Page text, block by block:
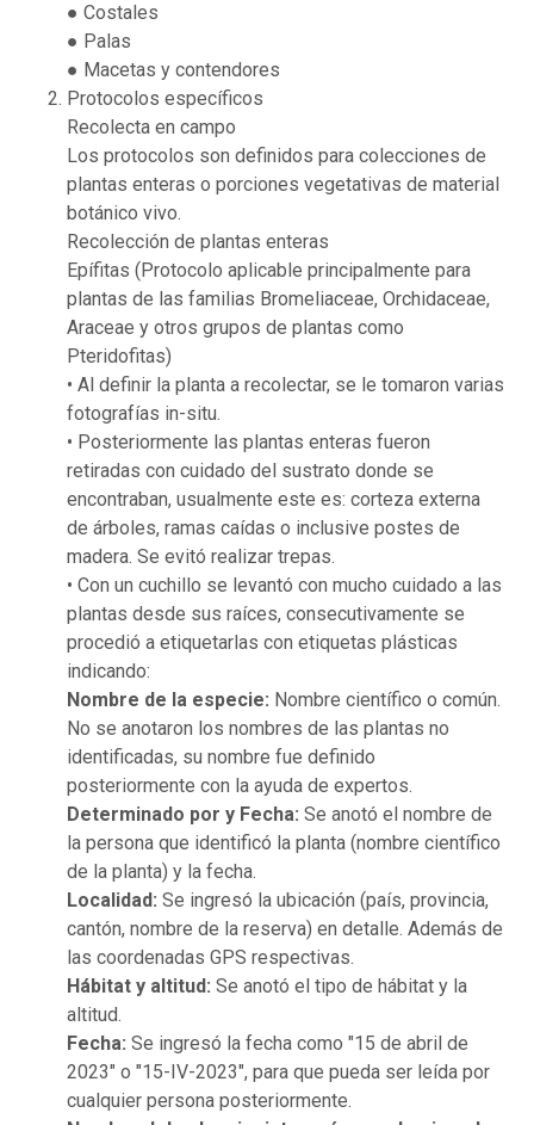
● Costales
● Palas
● Macetas y contendores
Protocolos específicos
Recolecta en campo
Los protocolos son definidos para colecciones de
plantas enteras o porciones vegetativas de material
botánico vivo.
Recolección de plantas enteras
Epífitas (Protocolo aplicable principalmente para
plantas de las familias Bromeliaceae, Orchidaceae,
Araceae y otros grupos de plantas como
Pteridofitas)
• Al definir la planta a recolectar, se le tomaron varias
fotografías in-situ.
• Posteriormente las plantas enteras fueron
retiradas con cuidado del sustrato donde se
encontraban, usualmente este es: corteza externa
de árboles, ramas caídas o inclusive postes de
madera. Se evitó realizar trepas.
• Con un cuchillo se levantó con mucho cuidado a las
plantas desde sus raíces, consecutivamente se
procedió a etiquetarlas con etiquetas plásticas
indicando:
Nombre de la especie: Nombre científico o común.
No se anotaron los nombres de las plantas no
identificadas, su nombre fue definido
posteriormente con la ayuda de expertos.
Determinado por y Fecha: Se anotó el nombre de
la persona que identificó la planta (nombre científico
de la planta) y la fecha.
Localidad: Se ingresó la ubicación (país, provincia,
cantón, nombre de la reserva) en detalle. Además de
las coordenadas GPS respectivas.
Hábitat y altitud: Se anotó el tipo de hábitat y la
altitud.
Fecha: Se ingresó la fecha como "15 de abril de
2023" o "15-IV-2023", para que pueda ser leída por
cualquier persona posteriormente.